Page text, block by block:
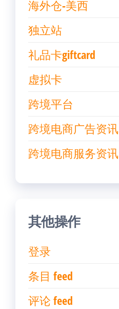
海外仓-美西
独立站
礼品卡giftcard
虚拟卡
跨境平台
跨境电商广告资讯
跨境电商服务资讯
其他操作
登录
条目 feed
评论 feed